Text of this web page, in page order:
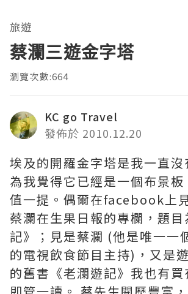
旅遊
蔡瀾三遊金字塔
瀏覽次數:664
KC go Travel
發佈於 2010.12.20
埃及的開羅金字塔是我一直沒
為我覺得它已經是一個布景板
值一提。偶爾在facebook上
蔡瀾在生果日報的專欄，題目
記》；見是蔡瀾 (他是唯一一
的電視飲食節目主持)，又是
的舊書《老瀾遊記》我也有